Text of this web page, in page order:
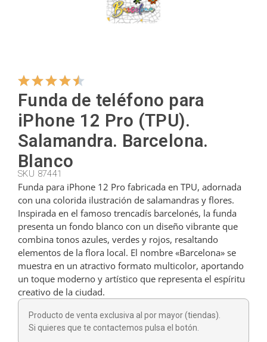
Colgadores
Cortadores
Cucharones
Dedales
Figuras
Imanes
Funda de teléfono para
iPhone 12 Pro (TPU).
Salamandra. Barcelona.
Blanco
SKU 87441
Funda para iPhone 12 Pro fabricada en TPU, adornada
con una colorida ilustración de salamandras y flores.
Inspirada en el famoso trencadís barcelonés, la funda
presenta un fondo blanco con un diseño vibrante que
combina tonos azules, verdes y rojos, resaltando
elementos de la flora local. El nombre «Barcelona» se
muestra en un atractivo formato multicolor, aportando
un toque moderno y artístico que representa el espíritu
creativo de la ciudad.
Producto de venta exclusiva al por mayor (tiendas).
Si quieres que te contactemos pulsa el botón.